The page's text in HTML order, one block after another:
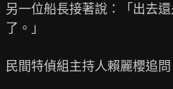
另一位船長接著說：「出去
了。」
民間特偵組主持人賴麗櫻追問